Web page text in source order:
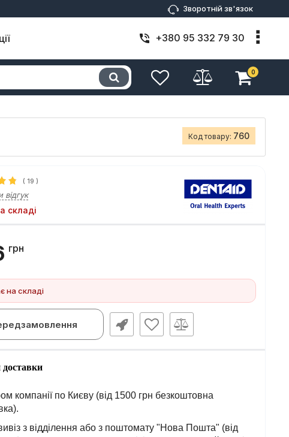
Зворотній зв'язок
+380 95 332 79 30
0
Код товару: 760
( 19 )
відгук
складі
грн
на складі
компанії по Києву (від 1500 грн безкоштовна
з відділення або з поштомату "Нова Пошта" (від